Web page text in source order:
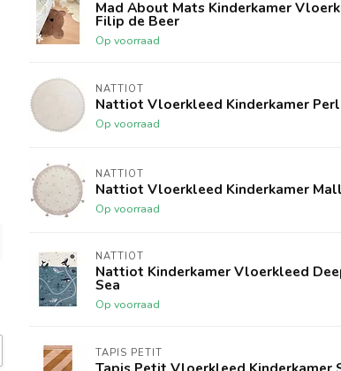
Mad About Mats Kinderkamer
Filip de Beer
Op voorraad
NATTIOT
Nattiot Vloerkleed Kinderkamer
Op voorraad
NATTIOT
Nattiot Vloerkleed Kinderkamer
Op voorraad
NATTIOT
Nattiot Kinderkamer Vloerkleed
Sea
Op voorraad
TAPIS PETIT